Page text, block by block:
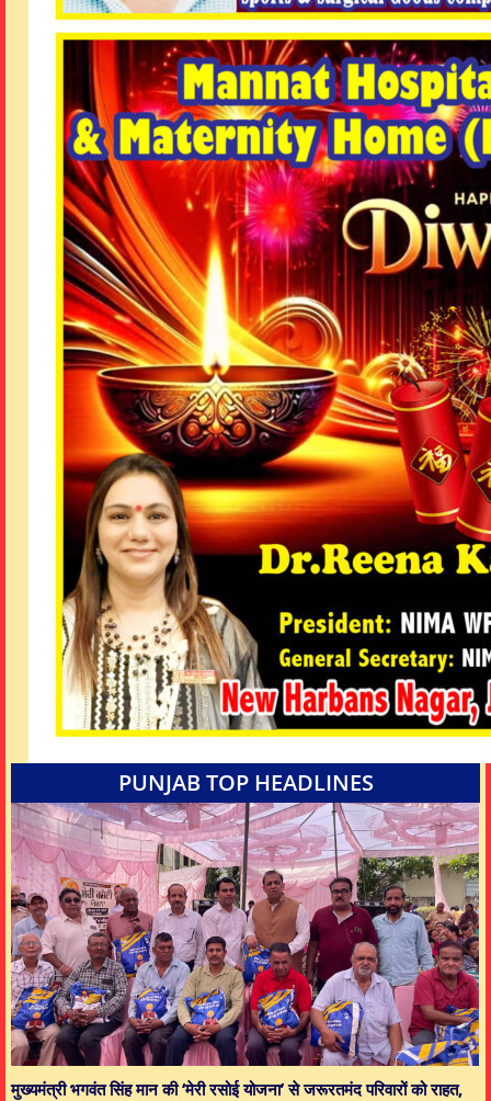
PUNJAB TOP HEADLINES
मुख्यमंत्री भगवंत सिंह मान की ‘मेरी रसोई योजना’ से जरूरतमंद परिवारों को राहत,